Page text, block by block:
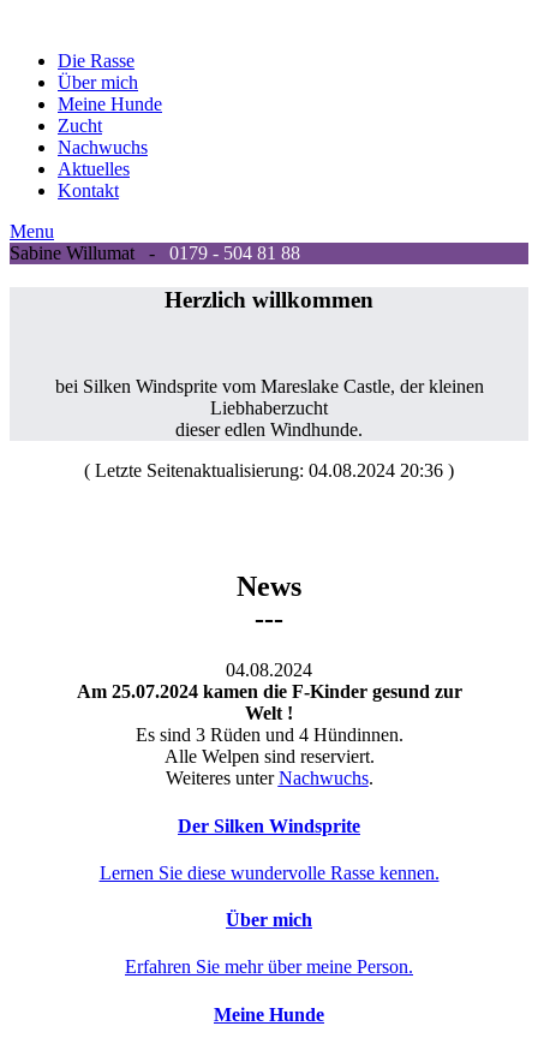
Die Rasse
Über mich
Meine Hunde
Zucht
Nachwuchs
Aktuelles
Kontakt
Menu
Sabine Willumat - 0179 - 504 81 88
Herzlich willkommen
bei Silken Windsprite vom Mareslake Castle, der kleinen
Liebhaberzucht
dieser edlen Windhunde.
( Letzte Seitenaktualisierung: 04.08.2024 20:36 )
News
---
04.08.2024
Am 25.07.2024 kamen die F-Kinder gesund zur
Welt !
Es sind 3 Rüden und 4 Hündinnen.
Alle Welpen sind reserviert.
Weiteres unterNachwuchs.
Der Silken Windsprite
Lernen Sie diese wundervolle Rasse kennen.
Über mich
Erfahren Sie mehr über meine Person.
Meine Hunde